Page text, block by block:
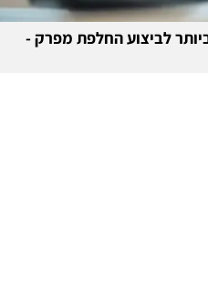
לביצוע החלפת מפרק -